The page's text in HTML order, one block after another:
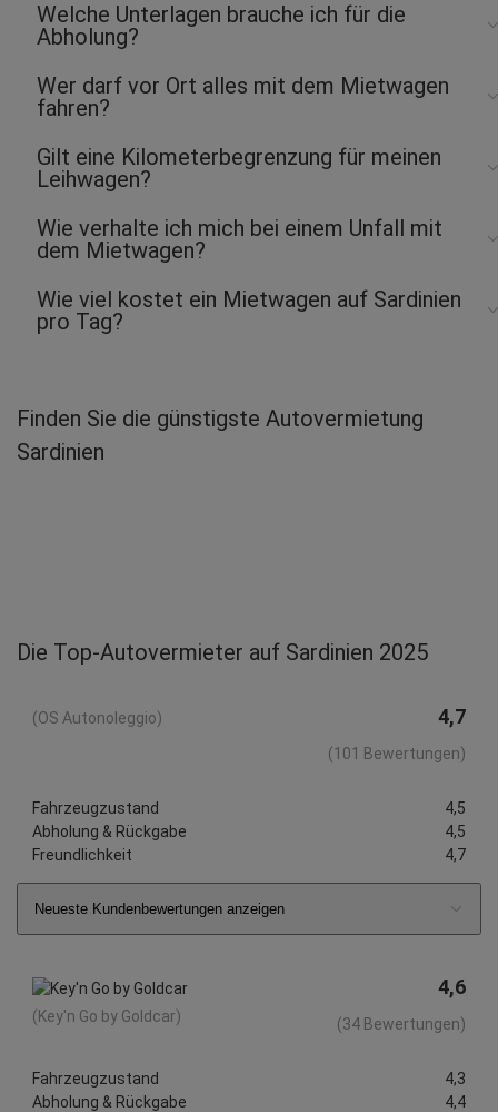
Welche Unterlagen brauche ich für die
Abholung?
Wer darf vor Ort alles mit dem Mietwagen
fahren?
Gilt eine Kilometerbegrenzung für meinen
Leihwagen?
Wie verhalte ich mich bei einem Unfall mit
dem Mietwagen?
Wie viel kostet ein Mietwagen auf Sardinien
pro Tag?
Finden Sie die günstigste Autovermietung
Sardinien
Die Top-Autovermieter auf Sardinien 2025
(OS Autonoleggio) 4,7
(101 Bewertungen)
Fahrzeugzustand
4,5
Abholung & Rückgabe
4,5
Freundlichkeit
4,7
Neueste Kundenbewertungen anzeigen
(Key'n Go by Goldcar)
4,6
(34 Bewertungen)
Fahrzeugzustand
4,3
Abholung & Rückgabe
4,4